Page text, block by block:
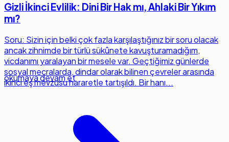
Gizli İkinci Evlilik: Dini Bir Hak mı, Ahlaki Bir Yıkım
mı?
Soru: Sizin için belki çok fazla karşılaştığınız bir soru olacak
ancak zihnimde bir türlü sükûnete kavuşturamadığım,
vicdanımı yaralayan bir mesele var. Geçtiğimiz günlerde
sosyal mecralarda, dindar olarak bilinen çevreler arasında
ikinci eş mevzusu hararetle tartışıldı. Bir hanı...
okumaya devam et